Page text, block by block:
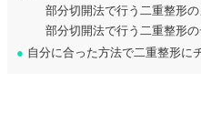
部分切開法で行う二重整形の
部分切開法で行う二重整形
● 自分に合った方法で二重整形に